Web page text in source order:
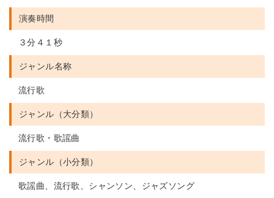
演奏時間
３分４１秒
ジャンル名称
流行歌
ジャンル（大分類）
流行歌・歌謡曲
ジャンル（小分類）
歌謡曲、流行歌、シャンソン、ジャズソング